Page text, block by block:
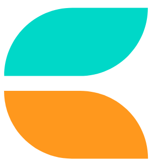
frontpage